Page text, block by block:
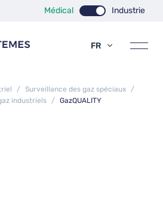
Médical Industrie
FR
ES
/ Surveillance des gaz spéciaux
/
industriels
/ GazQUALITY